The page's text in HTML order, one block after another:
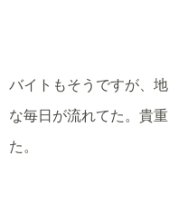
バイトもそうですが、
な毎日が流れてた。貴
た。